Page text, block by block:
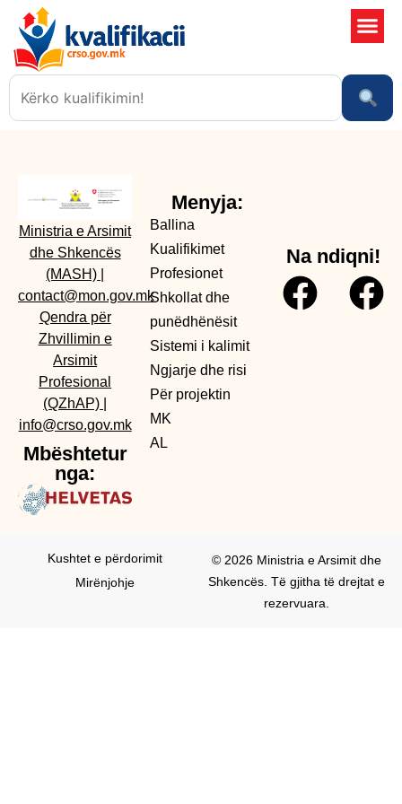
Ministria e Arsimit
dhe Shkencës
(MASH)
contact@mon.gov.mk
Qendra për
Zhvillimin e
Arsimit
Profesional
(QZhAP)
info@crso.gov.mk
Mbështetur
nga:
Menyja:
Ballina
Kualifikimet
Profesionet
Shkollat dhe
punëdhënësit
Sistemi i kalimit
Ngjarje dhe risi
Për projektin
MK
AL
Na ndiqni!
© 2026 Ministria e Arsimit dhe
Shkencës. Të gjitha të drejtat e
rezervuara.
Kushtet e përdorimit
Mirënjohje